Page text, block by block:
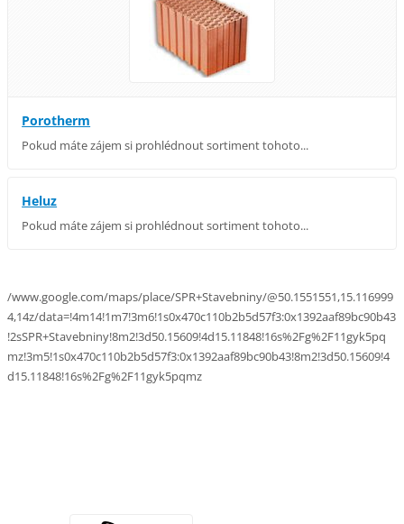
Porotherm
Pokud máte zájem si prohlédnout sortiment tohoto...
Heluz
Pokud máte zájem si prohlédnout sortiment tohoto...
/www.google.com/maps/place/SPR+Stavebniny/@50.1551551,15.116999
4,14z/data=!4m14!1m7!3m6!1s0x470c110b2b5d57f3:0x1392aaf89bc90b43
!2sSPR+Stavebniny!8m2!3d50.15609!4d15.11848!16s%2Fg%2F11gyk5pq
mz!3m5!1s0x470c110b2b5d57f3:0x1392aaf89bc90b43!8m2!3d50.15609!4
d15.11848!16s%2Fg%2F11gyk5pqmz